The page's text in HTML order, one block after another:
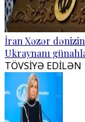
İran Xəzər
Ukraynanı
TÖVSİYƏ EDİLƏN